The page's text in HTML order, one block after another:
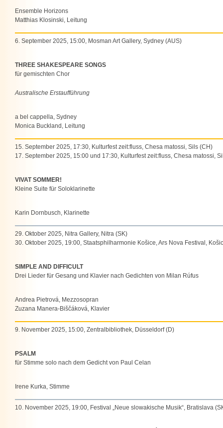
Ensemble Horizons
Matthias Klosinski, Leitung
6. September 2025, 15:00, Mosman Art Gallery, Sydney (AUS)
THREE SHAKESPEARE SONGS
für gemischten Chor
Australische Erstaufführung
a bel cappella, Sydney
Monica Buckland, Leitung
15. September 2025, 17:30, Kulturfest zeit:fluss, Chesa matossi, Sils (CH)
17. September 2025, 15:00 und 17:30, Kulturfest zeit:fluss, Chesa matossi,
VIVAT SOMMER!
Kleine Suite für Soloklarinette
Karin Dornbusch, Klarinette
29. Oktober 2025, Nitra Gallery, Nitra (SK)
30. Oktober 2025, 19:00, Staatsphilharmonie Košice, Ars Nova Festival,
SIMPLE AND DIFFICULT
Drei Lieder für Gesang und Klavier nach Gedichten von Milan Rúfus
Andrea Pietrová, Mezzosopran
Zuzana Manera-Biščáková, Klavier
9. November 2025, 15:00, Zentralbibliothek, Düsseldorf (D)
PSALM
für Stimme solo nach dem Gedicht von Paul Celan
Irene Kurka, Stimme
10. November 2025, 19:00, Festival „Neue slowakische Musik“, Bratislava